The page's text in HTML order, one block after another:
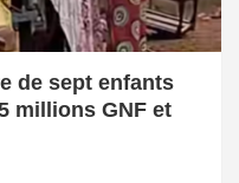
de sept enfants
millions GNF et